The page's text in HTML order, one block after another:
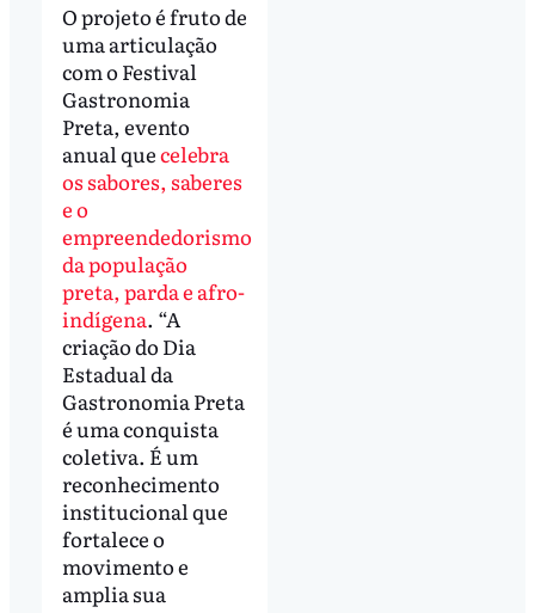
O projeto é fruto de
uma articulação
com o Festival
Gastronomia
Preta, evento
anual quecelebra
os sabores, saberes
e o
empreendedorismo
da população
preta, parda e afro-
indígena. “A
criação do Dia
Estadual da
Gastronomia Preta
é uma conquista
coletiva. É um
reconhecimento
institucional que
fortalece o
movimento e
amplia sua